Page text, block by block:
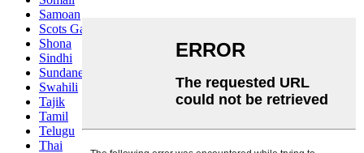
Samoan
Scots Gaelic
Shona
Sindhi
Sundanese
Swahili
Tajik
Tamil
Telugu
Thai